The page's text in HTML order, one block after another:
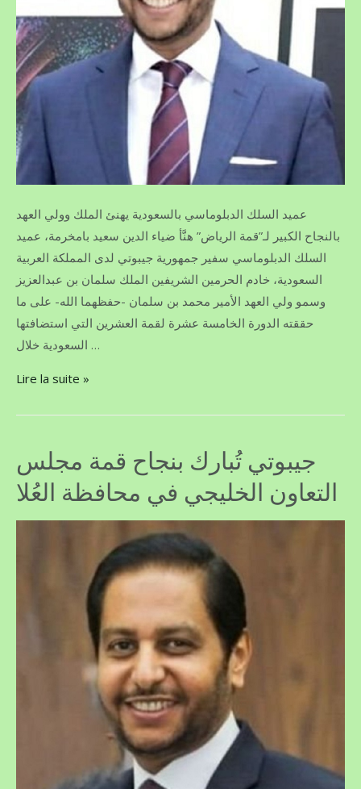
عميد السلك الدبلوماسي بالسعودية يهنئ الملك وولي العهد
بالنجاح الكبير لـ”قمة الرياض” هنَّأ ضياء الدين سعيد بامخرمة، عميد
السلك الدبلوماسي سفير جمهورية جيبوتي لدى المملكة العربية
السعودية، خادم الحرمين الشريفين الملك سلمان بن عبدالعزيز
وسمو ولي العهد الأمير محمد بن سلمان -حفظهما الله- على ما
حققته الدورة الخامسة عشرة لقمة العشرين التي استضافتها
السعودية خلال …
Lire la suite »
جيبوتي تُبارك بنجاح قمة مجلس
التعاون الخليجي في محافظة العُلا